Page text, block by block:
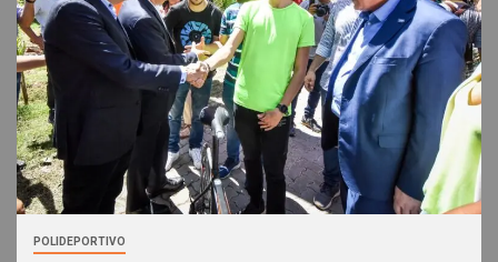
POLIDEPORTIVO